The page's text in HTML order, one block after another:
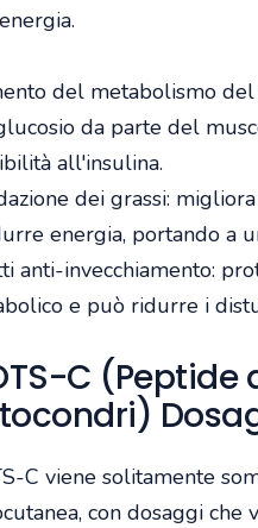
del metabolismo
da parte del
all'insulina.
dei grassi:
energia, portando a
anti-invecchiamento:
e può ridurre i
C (Peptide
C viene solitamente
con dosaggi